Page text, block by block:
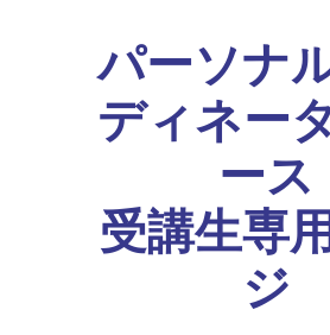
パーソナ
ディネー
ース
受講生専
ジ